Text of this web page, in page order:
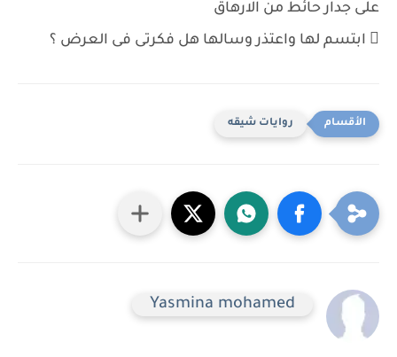
على جدار حائط من الارهاق
 ابتسم لها واعتذر وسالها هل فكرتى فى العرض ؟
روايات شيقه
Yasmina mohamed